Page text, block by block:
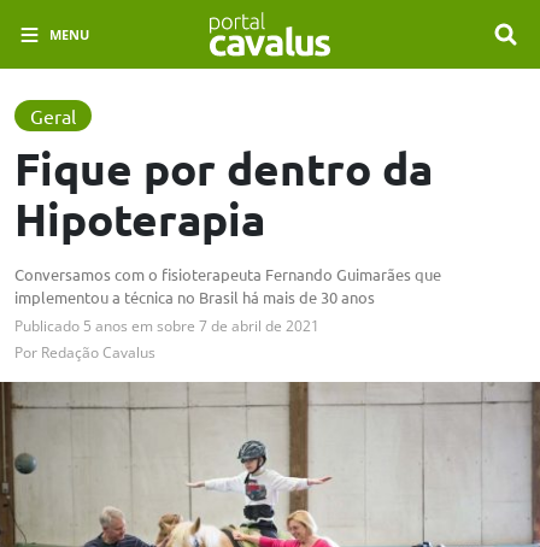
MENU
Geral
Fique por dentro da
Hipoterapia
Conversamos com o fisioterapeuta Fernando Guimarães que
implementou a técnica no Brasil há mais de 30 anos
Publicado 5 anos em sobre 7 de abril de 2021
Por Redação Cavalus